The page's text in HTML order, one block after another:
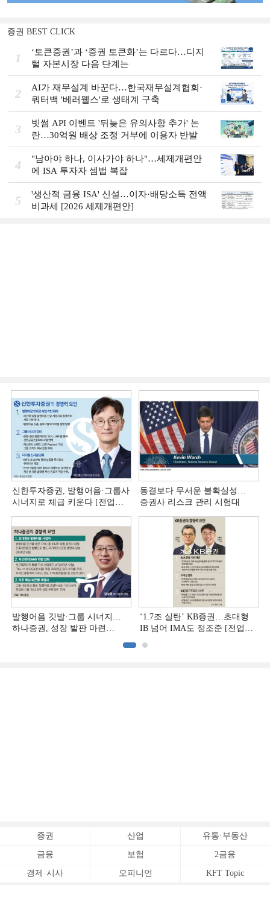
증권 BEST CLICK
1
‘토큰증권’과 ‘증권 토큰화’는 다르다…디지
털 자본시장 다음 단계는
2
AI가 재무설계 바꾼다…한국재무설계협회·
쿼터백 '베러웰스'로 생태계 구축
3
빗썸 API 이벤트 '뒤늦은 유의사항 추가' 논
란…30억원 배상 조정 거부에 이용자 반발
4
"남아야 하나, 이사가야 하나"…세제개편안
에 ISA 투자자 셈법 복잡
5
'생산적 금융 ISA' 신설…이자·배당소득 전액
비과세 [2026 세제개편안]
신한투자증권, 발행어음·그룹사
시너지로 체급 키운다 [전업계
동결보다 무서운 불확실성…
증권사 리스크 관리 시험대
발행어음 깃발·그룹 시너지…
하나증권, 성장 발판 마련
‘1.7조 실탄’ KB증권…초대형
IB 넘어 IMA도 정조준 [전업계
증권 산업 유통·부동산
금융 보험 2금융
경제·시사 오피니언 KFT Topic